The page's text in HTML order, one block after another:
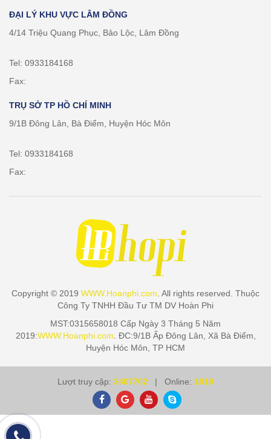
ĐẠI LÝ KHU VỰC LÂM ĐỒNG
4/14 Triệu Quang Phục, Bảo Lộc, Lâm Đồng
Tel: 0933184168
Fax:
TRỤ SỞ TP HỒ CHÍ MINH
9/1B Đông Lân, Bà Điểm, Huyện Hóc Môn
Tel: 0933184168
Fax:
Copyright © 2019 WWW.Hoanphi.com. All rights reserved. Thuộc
Công Ty TNHH Đầu Tư TM DV Hoàn Phi
MST:0315658018 Cấp Ngày 3 Tháng 5 Năm
2019:WWW.Hoanphi.com. ĐC:9/1B Ấp Đông Lân, Xã Bà Điểm,
Huyện Hóc Môn, TP HCM
Lượt truy cập: 3407702 | Online: 1019